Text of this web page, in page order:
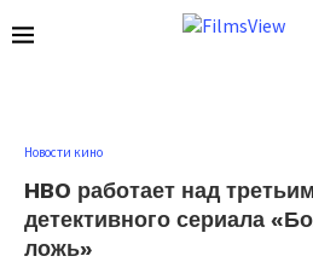
Новости кино
HBO работает над
детективного сериала
ложь»